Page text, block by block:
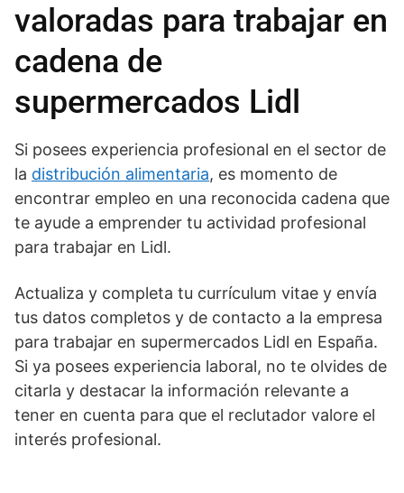
valoradas para trabajar en
cadena de
supermercados Lidl
Si posees experiencia profesional en el sector de
la distribución alimentaria, es momento de
encontrar empleo en una reconocida cadena que
te ayude a emprender tu actividad profesional
para trabajar en Lidl.
Actualiza y completa tu currículum vitae y envía
tus datos completos y de contacto a la empresa
para trabajar en supermercados Lidl en España.
Si ya posees experiencia laboral, no te olvides de
citarla y destacar la información relevante a
tener en cuenta para que el reclutador valore el
interés profesional.